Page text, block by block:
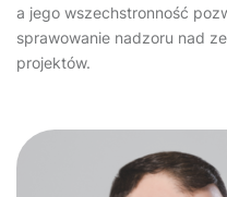
a jego wszechstronność
sprawowanie nadzoru nad
projektów.